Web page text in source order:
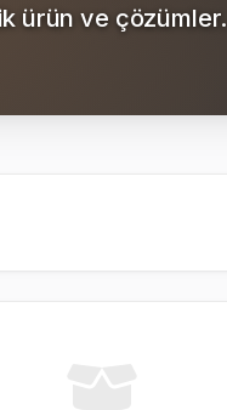
ürün ve çözümler.